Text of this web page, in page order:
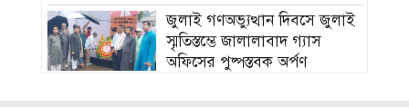
জুলাই গণঅভ্যুত্থান দিবসে জুলাই
স্মৃতিস্তম্ভে জালালাবাদ গ্যাস
অফিসের পুষ্পস্তবক অর্পণ